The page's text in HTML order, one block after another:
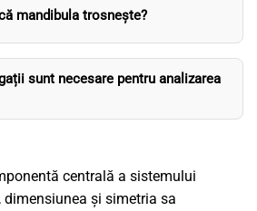
mandibula trosnește?
sunt necesare pentru analizarea
centrală a sistemului
și simetria sa